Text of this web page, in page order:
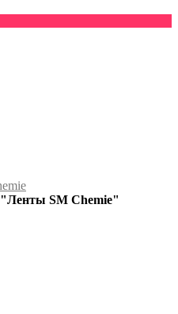
"Ленты SM Chemie"